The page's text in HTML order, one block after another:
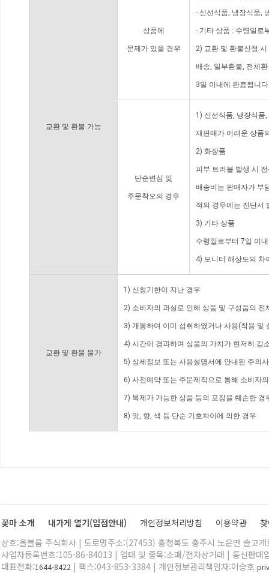
교환 및 환불 가능
상품에
문제가 있을 경우
- 신선식품, 냉장식품,
- 기타 상품 : 수령일로
2) 교환 및 환불신청
배송, 일부환불, 전체
3일 이내에 완료됩니
단순변심 및
주문착오의 경우
1) 신선식품, 냉장식품
재판매가 어려운 상품
2) 화장품
피부 트러블 발생 시
배송비는 판매자가 부
적의 경우에는 진단서
3) 기타 상품
수령일로부터 7일 이
4) 모니터 해상도의 차
교환 및 환불 불가
1) 신청기한이 지난 경우
2) 소비자의 과실로 인해 상품 및 구성품의
3) 개봉하여 이미 섭취하였거나 사용(착용 및
4) 시간이 경과하여 상품의 가치가 현저히 감
5) 상세정보 또는 사용설명서에 안내된 주의
6) 사전예약 또는 주문제작으로 통해 소비자
7) 복제가 가능한 상품 등의 포장을 훼손한 경
8) 맛, 향, 색 등 단순 기호차이에 의한 경우
꽃마 소개 내가게 열기(입점안내) 개인정보처리방침 이용약관
상호:올블룸 주식회사 | 도로명주소:(27453) 충청북도 충주시 노은면 솔고
사업자등록번호:105-86-84013 | 업태 및 종목:소매/전자상거래 | 통신판매
대표전화:1644-8422 | 팩스:043-853-3384 | 개인정보관리책임자:이승호